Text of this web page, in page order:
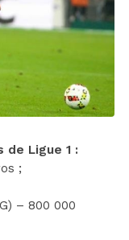
de Ligue 1 :
;
– 800 000